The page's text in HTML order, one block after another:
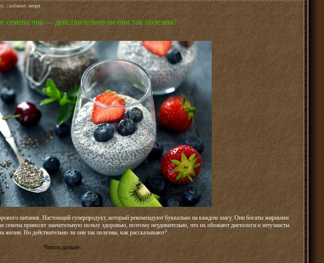
| добавил: sergei
семена чиа — действительно ли они так полезны?
питания. Настоящий суперпродукт, который рекомендуют буквально на каждом шагу. Они богаты жирными
приносят значительную пользу здоровью, поэтому неудивительно, что их обожают диетологи и энтузиасты
жизни. Но действительно ли они так полезны, как рассказывают?
Читать дальше...